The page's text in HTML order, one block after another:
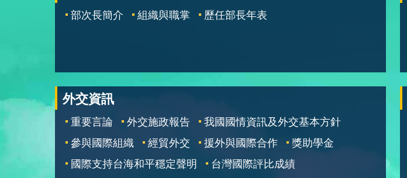
部次長簡介 組織與職掌 歷任部長年表
外交資訊
重要言論 外交施政報告
我國國情資訊及外交基本方針
參與國際組織
經貿外交 援外與國際合作
獎助學金
國際支持台海和平穩定聲明
台灣國際評比成績